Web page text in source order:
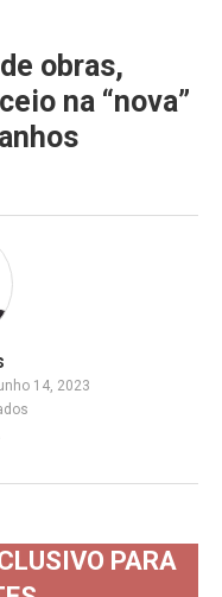
obras,
na “nova”
14, 2023
PARA